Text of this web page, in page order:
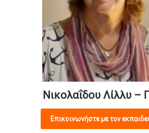
Νικολαΐδου Λίλλυ –
Επικοινωνήστε με τον